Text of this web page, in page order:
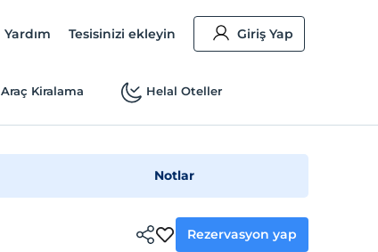
Yardım Tesisinizi ekleyin Giriş Yap
Araç Kiralama Helal Oteller
Notlar
Rezervasyon yap